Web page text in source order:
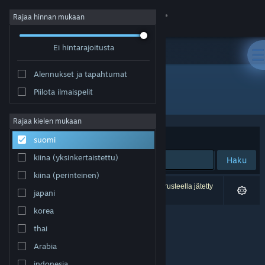
Kirjaudu sisään
Tietoa
Tuki
Vaihda kieli
Hanki Steam-mobiilisovellus
Näytä työpöytäsivusto
Rajaa hinnan mukaan
Ei hintarajoitusta
Alennukset ja tapahtumat
Piilota ilmaispelit
Rajaa kielen mukaan
suomi
kiina (yksinkertaistettu)
kiina (perinteinen)
japani
korea
thai
Arabia
Kehittäjä: Tobias Hendricks
Järjestelyperuste
Haku
0 tulosta vastaa hakuasi. 1 peli on asetustesi perusteella jätetty
pois.